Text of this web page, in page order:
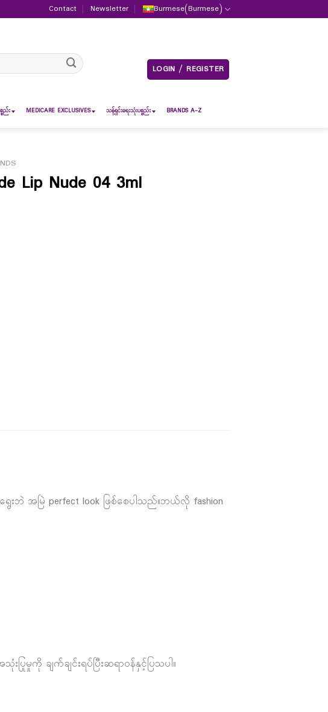
Contact Newsletter Burmese(Burmese)
LOGIN / REGISTER
ည်း MEDICARE EXCLUSIVES သန့်ရှင်းရေးသုံးပစ္စည်း BRANDS A-Z
Lip Nude 04 3ml
ဘဲ အမြဲ perfect look ဖြစ်စေပါသည်။ဘယ်လို fashion
မှုကို ချက်ချင်းရပ်ပြီးဆရာဝန်နှင့်ပြသပါ။